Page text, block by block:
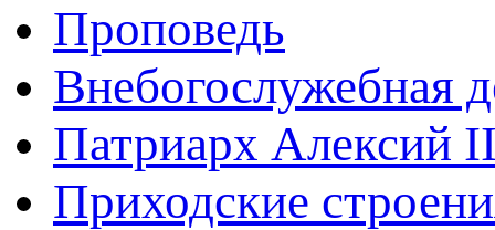
Проповедь
Внебогослужебная
Патриарх Алексий
Приходские